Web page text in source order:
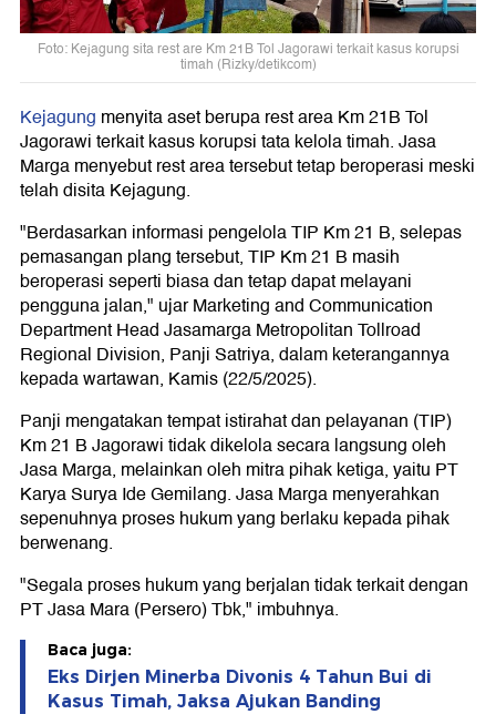
Foto: Kejagung sita rest are Km 21B Tol Jagorawi terkait kasus korupsi
timah (Rizky/detikcom)
Kejagung menyita aset berupa rest area Km 21B Tol
Jagorawi terkait kasus korupsi tata kelola timah. Jasa
Marga menyebut rest area tersebut tetap beroperasi meski
telah disita Kejagung.
"Berdasarkan informasi pengelola TIP Km 21 B, selepas
pemasangan plang tersebut, TIP Km 21 B masih
beroperasi seperti biasa dan tetap dapat melayani
pengguna jalan," ujar Marketing and Communication
Department Head Jasamarga Metropolitan Tollroad
Regional Division, Panji Satriya, dalam keterangannya
kepada wartawan, Kamis (22/5/2025).
Panji mengatakan tempat istirahat dan pelayanan (TIP)
Km 21 B Jagorawi tidak dikelola secara langsung oleh
Jasa Marga, melainkan oleh mitra pihak ketiga, yaitu PT
Karya Surya Ide Gemilang. Jasa Marga menyerahkan
sepenuhnya proses hukum yang berlaku kepada pihak
berwenang.
"Segala proses hukum yang berjalan tidak terkait dengan
PT Jasa Mara (Persero) Tbk," imbuhnya.
Baca juga:
Eks Dirjen Minerba Divonis 4 Tahun Bui di
Kasus Timah, Jaksa Ajukan Banding